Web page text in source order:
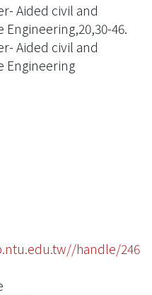
Aided civil and
46.
Aided civil and
Engineering
handle/246